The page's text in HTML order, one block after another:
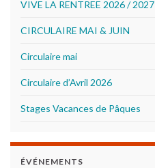
VIVE LA RENTREE 2026 / 2027
CIRCULAIRE MAI & JUIN
Circulaire mai
Circulaire d’Avril 2026
Stages Vacances de Pâques
ÉVÉNEMENTS